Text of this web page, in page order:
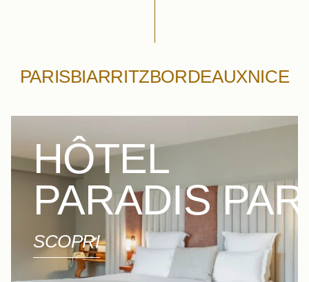
PARISBIARRITZBORDEAUXNICE
HÔTEL
PARADIS
SCOPRI